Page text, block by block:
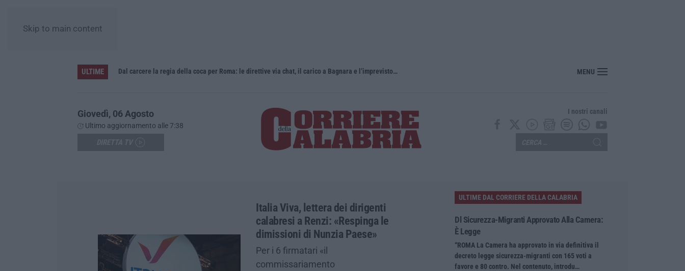
Skip to main content
ULTIME Dal carcere la regia della coca per Roma: le direttive via chat, il carico a Bagnara e l’imprevisto dell’incidente Ponte, in arrivo il parere finale del Consiglio dei lavori pubblici
MENU
Giovedì, 06 Agosto
Ultimo aggiornamento alle 7:38
I nostri canali
Italia Viva, lettera dei dirigenti
calabresi a Renzi: «Respinga le
dimissioni di Nunzia Paese»
Per i 6 firmatari «il
commissariamento
ULTIME DAL CORRIERE DELLA CALABRIA
Dl Sicurezza-Migranti Approvato Alla Camera:
È Legge
“ROMA La Camera ha approvato in via definitiva il
decreto legge sicurezza-migranti con 165 voti a
favore e 80 contro. Nel contenuto, introdu…